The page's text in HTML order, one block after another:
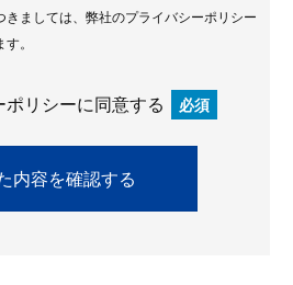
きましては、弊社のプライバシーポリシー
。
ポリシーに同意する 必須